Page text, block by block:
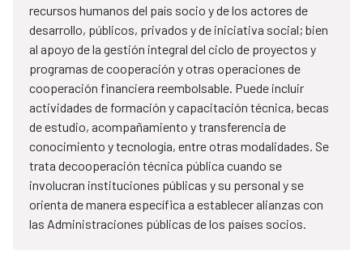
recursos humanos del país socio y de los actores de
desarrollo, públicos, privados y de iniciativa social; bien
al apoyo de la gestión integral del ciclo de proyectos y
programas de cooperación y otras operaciones de
cooperación financiera reembolsable. Puede incluir
actividades de formación y capacitación técnica, becas
de estudio, acompañamiento y transferencia de
conocimiento y tecnología, entre otras modalidades. Se
trata decooperación técnica pública cuando se
involucran instituciones públicas y su personal y se
orienta de manera específica a establecer alianzas con
las Administraciones públicas de los países socios.